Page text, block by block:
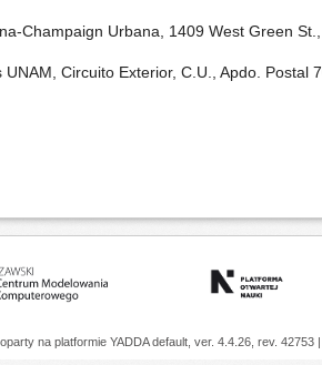
Champaign Urbana, 1409 West Green
Circuito Exterior, C.U., Apdo. Postal
na platformie YADDAdefault, ver. 4.4.26, rev. 42753 |